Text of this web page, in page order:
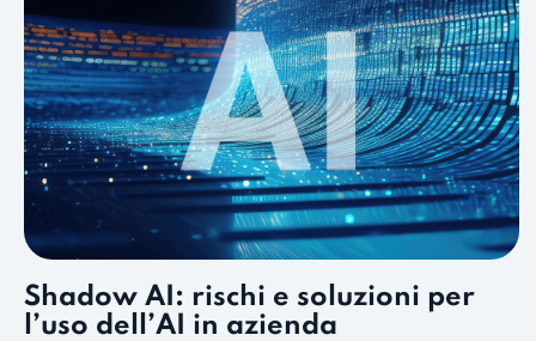
Shadow AI: rischi e soluzioni per
l’uso dell’AI in azienda